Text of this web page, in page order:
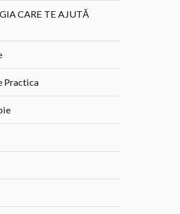
CARE TE AJUTĂ
Practica